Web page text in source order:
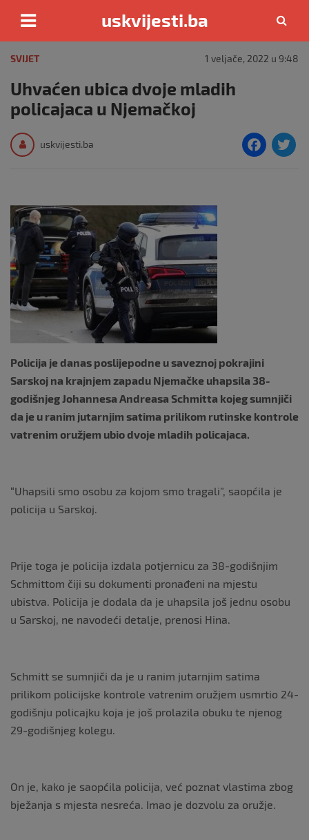
content
uskvijesti.ba
SVIJET 1 veljače, 2022 u 9:48
Uhvaćen ubica dvoje mladih
policajaca u Njemačkoj
uskvijesti.ba
F
Policija je danas poslijepodne u saveznoj pokrajini
Sarskoj na krajnjem zapadu Njemačke uhapsila 38-
godišnjeg Johannesa Andreasa Schmitta kojeg sumnjiči
da je u ranim jutarnjim satima prilikom rutinske kontrole
vatrenim oružjem ubio dvoje mladih policajaca.
“Uhapsili smo osobu za kojom smo tragali”, saopćila je
policija u Sarskoj.
Prije toga je policija izdala potjernicu za 38-godišnjim
Schmittom čiji su dokumenti pronađeni na mjestu
ubistva. Policija je dodala da je uhapsila još jednu osobu
u Sarskoj, ne navodeći detalje, prenosi Hina.
Schmitt se sumnjiči da je u ranim jutarnjim satima
prilikom policijske kontrole vatrenim oružjem usmrtio 24-
godišnju policajku koja je još prolazila obuku te njenog
29-godišnjeg kolegu.
On je, kako je saopćila policija, već poznat vlastima zbog
bježanja s mjesta nesreća. Imao je dozvolu za oružje.